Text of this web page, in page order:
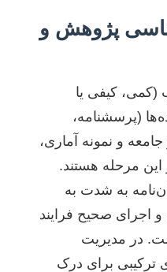
پژوهش و
کیفی یا
(پرسشنامه،
و نمونه آماری،
این مرحله هستند.
به شدت به
صحیح فرایند
در مدیریت
برای درک